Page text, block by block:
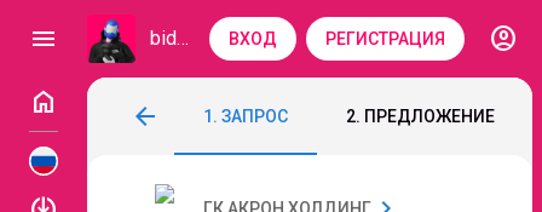
menu bidzaar ВХОД РЕГИСТРАЦИЯ
account_circle
home
arrow_back
ООО "Брасско" Закупка измерительных
1. ЗАПРОС 2. ПРЕДЛОЖЕНИЕ